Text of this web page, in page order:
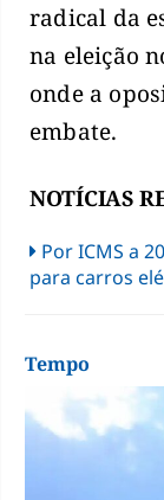
radical da
na eleição
onde a
embate.
NOTÍCIAS
Por ICMS a
para carros
Tempo